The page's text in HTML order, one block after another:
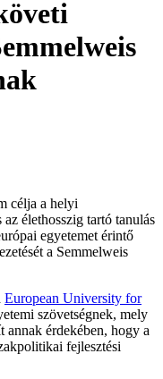
célja a helyi
élethosszig tartó tanulás
egyetemet érintő
a Semmelweis
European University for
szövetségnek, mely
annak érdekében, hogy a
fejlesztési